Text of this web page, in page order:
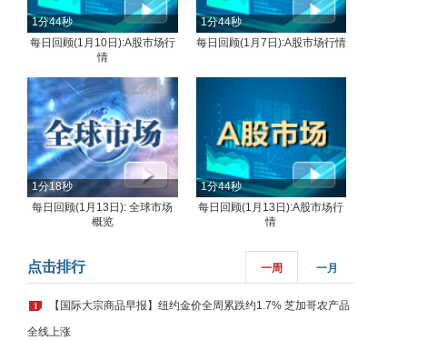
1分44秒
每日回顾(1月10日):A股市场行
情
1分44秒
每日回顾(1月7日):A股市场行情
1分18秒
每日回顾(1月13日): 全球市场
概览
1分44秒
每日回顾(1月13日):A股市场行
情
点击排行 一周 一月
1 【国际大宗商品早报】纽约金价全周累跌约1.7% 芝加哥农产品
全线上涨